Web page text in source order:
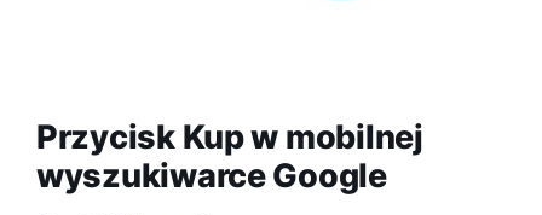
Przycisk Kup w mobilnej
wyszukiwarce Google